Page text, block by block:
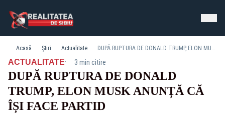
Acasă Știri Actualitate DUPĂ RUPTURA DE DONALD TRUMP, ELON MUSK ANUNȚĂ CĂ ÎȘI FACE PARTID
ACTUALITATE· 3 min citire
DUPĂ RUPTURA DE DONALD
TRUMP, ELON MUSK ANUNȚĂ CĂ
ÎȘI FACE PARTID